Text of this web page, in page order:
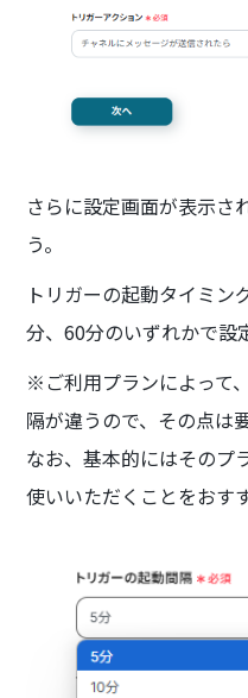
さらに設定画面が表示さ
う。
トリガーの起動タイミ
分、60分のいずれかで設
※ご利用プランによって
隔が違うので、その点は
なお、基本的にはそのプ
使いいただくことをおす